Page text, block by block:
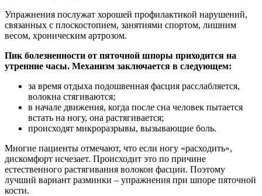
Упражнения послужат хорошей профилактикой нарушений,
связанных с плоскостопием, занятиями спортом, лишним
весом, хроническим артрозом.
Пик болезненности от пяточной шпоры приходится на
утренние часы. Механизм заключается в следующем:
за время отдыха подошвенная фасция расслабляется,
волокна стягиваются;
в начале движения, когда после сна человек пытается
встать на ногу, она растягивается;
происходят микроразрывы, вызывающие боль.
Многие пациенты отмечают, что если ногу «расходить»,
дискомфорт исчезает. Происходит это по причине
естественного растягивания волокон фасции. Поэтому
лучший вариант разминки – упражнения при шпоре пяточной
кости.